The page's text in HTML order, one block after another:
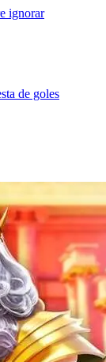
ignorar
de goles